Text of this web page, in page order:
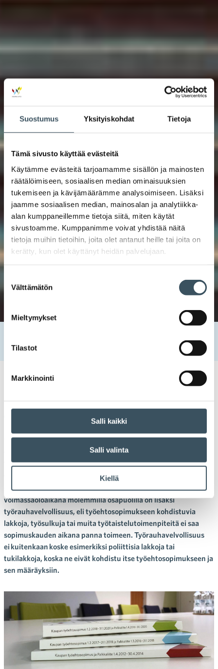
Suostumus Yksityiskohdat Tietoja
Tämä sivusto käyttää evästeitä
Käytämme evästeitä tarjoamamme sisällön ja mainosten
räätälöimiseen, sosiaalisen median ominaisuuksien
tukemiseen ja kävijämäärämme analysoimiseen. Lisäksi
jaamme sosiaalisen median, mainosalan ja analytiikka-
alan kumppaneillemme tietoja siitä, miten käytät
sivustoamme. Kumppanimme voivat yhdistää näitä
tietoja muihin tietoihin, joita olet antanut heille tai joita on
kerätty, kun olet käyttänyt heidän palvelujaan.
valinta
Välttämätön
Mieltymykset
Tilastot
Markkinointi
Salli kaikki
Salli valinta
Kiellä
Mikä tehtävä työehtosopimuksilla on?
Mikä tehtävä
työehtosopimuksilla on?
Työehtosopimuksella sovitaan työntekijä- ja
työnantajajärjestön välillä alakohtaisista työehdoista.
Työehtosopimus sisältää määräyksiä ennen kaikkea palkoista,
työajoista, lomista ja muista eduista, joita työehtosopimuksen
soveltamisalalla noudatetaan. Työehtosopimusten
voimassaoloaikana molemmilla osapuolilla on lisäksi
työrauhavelvollisuus, eli työehtosopimukseen kohdistuvia
lakkoja, työsulkuja tai muita työtaistelutoimenpiteitä ei saa
sopimuskauden aikana panna toimeen. Työrauhavelvollisuus
ei kuitenkaan koske esimerkiksi poliittisia lakkoja tai
tukilakkoja, koska ne eivät kohdistu itse työehtosopimukseen ja
sen määräyksiin.